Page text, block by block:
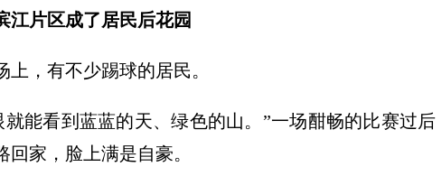
江片区成了居民后花园
，有不少踢球的居民。
能看到蓝蓝的天、绿色的山。”一场酣畅的比赛过后
家，脸上满是自豪。